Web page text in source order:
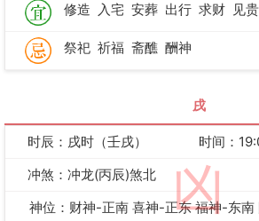
修造 入宅 安葬 出行 求财 见贵
祭祀 祈福 斋醮 酬神
戌
凶
时辰：戌时（壬戌）
时间：
冲煞：冲龙(丙辰)煞北
神位：财神-正南 喜神-正东 福神-东南